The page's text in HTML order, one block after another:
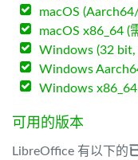
macOS
macOS x86_64 (
Windows (32 bit,
Windows
Windows
可用的版本
LibreOffice 有以下的